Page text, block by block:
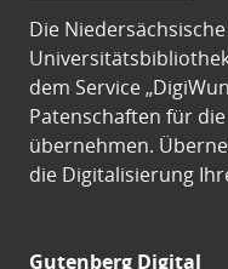
Die
dem Service
Patenschaften für
übernehmen.
die Digitalisierung
Gutenberg Digital